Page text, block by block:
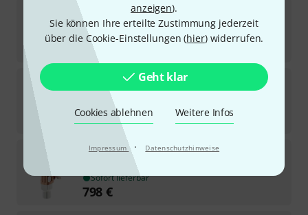
anzeigen).
Sie können Ihre erteilte Zustimmung jederzeit
über die Cookie-Einstellungen (hier) widerrufen.
Geht klar
Cookies ablehnen Weitere Infos
Impressum · Datenschutzhinweise
Dave GuardalaFat Boy Tenor BM HM
Sofort lieferbar
879
Dave GuardalaFat Boy Tenor MB HM
6
Sofort lieferbar
879€
Jody JazzTenor DV BEATBoX
Sofort lieferbar
798 €